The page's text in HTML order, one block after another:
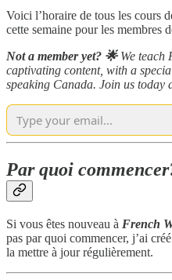
Voici l’horaire de tous les cours
cette semaine pour les membres
Not a member yet? 🌟 We teach
captivating content, with a
speaking Canada. Join us
Par quoi
Si vous êtes nouveau à French
pas par quoi commencer, j’ai
la mettre à jour régulièrement.